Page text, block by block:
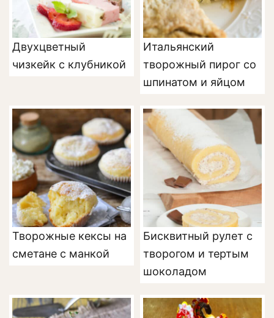
Двухцветный
чизкейк с клубникой
Итальянский
творожный пирог со
шпинатом и яйцом
Творожные кексы на
сметане с манкой
Бисквитный рулет с
творогом и тертым
шоколадом